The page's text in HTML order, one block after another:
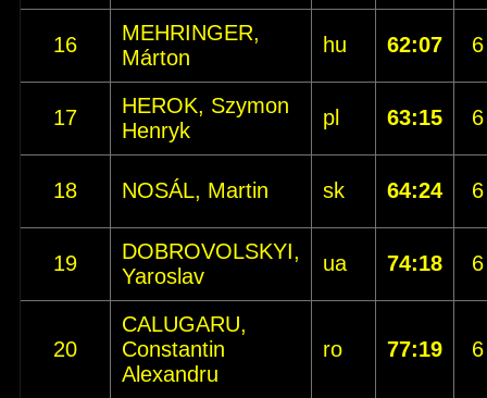
16
MEHRINGER,
Márton
hu 62:07 6
17
HEROK, Szymon
Henryk
pl 63:15 6
18 NOSÁL, Martin sk 64:24 6
19
DOBROVOLSKYI,
Yaroslav
ua 74:18 6
20
CALUGARU,
Constantin
Alexandru
ro 77:19 6